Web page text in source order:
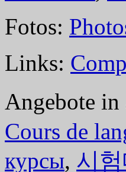
Fotos:
Links:
Angebote in
Cours de
курсы, 시